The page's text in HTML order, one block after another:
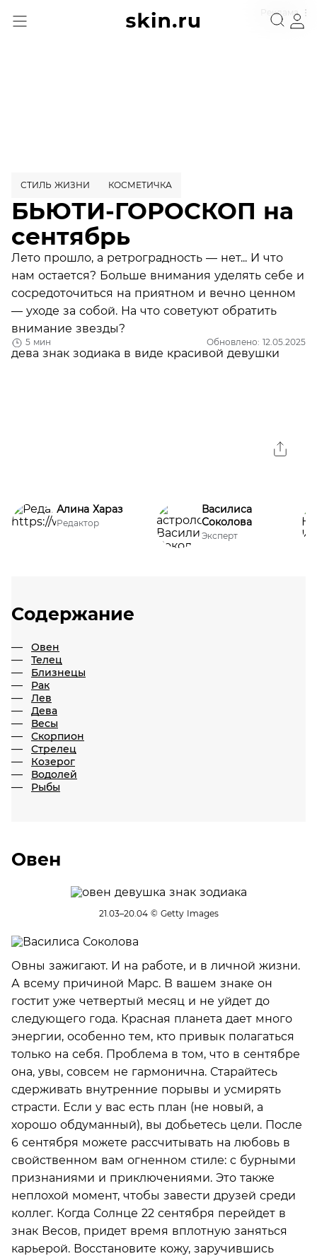
Реклама
5 мин Обновлено: 12.05.2025
СТИЛЬ ЖИЗНИ КОСМЕТИЧКА
БЬЮТИ-ГОРОСКОП на
сентябрь
Лето прошло, а ретроградность — нет... И что
нам остается? Больше внимания уделять себе и
сосредоточиться на приятном и вечно ценном
— уходе за собой. На что советуют обратить
внимание звезды?
Алина Хараз
Редактор
Василиса
Соколова
Эксперт
Содержание
Овен
Телец
Близнецы
Рак
Лев
Дева
Весы
Скорпион
Стрелец
Козерог
Водолей
Рыбы
Овен
21.03–20.04© Getty Images
Овны зажигают. И на работе, и в личной жизни.
А всему причиной Марс. В вашем знаке он
гостит уже четвертый месяц и не уйдет до
следующего года. Красная планета дает много
энергии, особенно тем, кто привык полагаться
только на себя. Проблема в том, что в сентябре
она, увы, совсем не гармонична. Старайтесь
сдерживать внутренние порывы и усмирять
страсти. Если у вас есть план (не новый, а
хорошо обдуманный), вы добьетесь цели. После
6 сентября можете рассчитывать на любовь в
свойственном вам огненном стиле: с бурными
признаниями и приключениями. Это также
неплохой момент, чтобы завести друзей среди
коллег. Когда Солнце 22 сентября перейдет в
знак Весов, придет время вплотную заняться
карьерой. Восстановите кожу, заручившись